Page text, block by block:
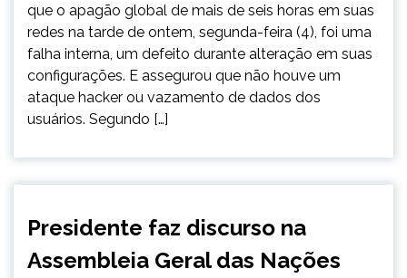
que o apagão global de mais de seis horas em suas
redes na tarde de ontem, segunda-feira (4), foi uma
falha interna, um defeito durante alteração em suas
configurações. E assegurou que não houve um
ataque hacker ou vazamento de dados dos
usuários. Segundo […]
INTERNACIONAL
NOTÍCIAS
Presidente faz discurso na
Assembleia Geral das Nações